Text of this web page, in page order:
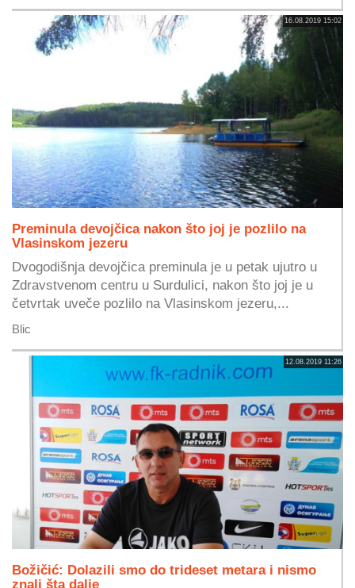
16.08.2019 15:02
Preminula devojčica nakon što joj je pozlilo na
Vlasinskom jezeru
Dvogodišnja devojčica preminula je u petak ujutro u
Zdravstvenom centru u Surdulici, nakon što joj je u
četvrtak uveče pozlilo na Vlasinskom jezeru,...
Blic
12.08.2019 11:26
Božičić: Dolazili smo do trideset metara i nismo
znali šta dalje